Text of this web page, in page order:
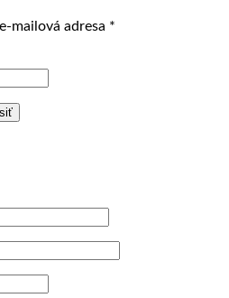
mailová adresa *